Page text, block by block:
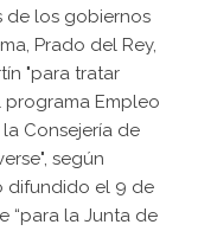
de los gobiernos
Prado del Rey,
"para tratar
Empleo
Consejería de
según
difundido el 9 de
“para la Junta de